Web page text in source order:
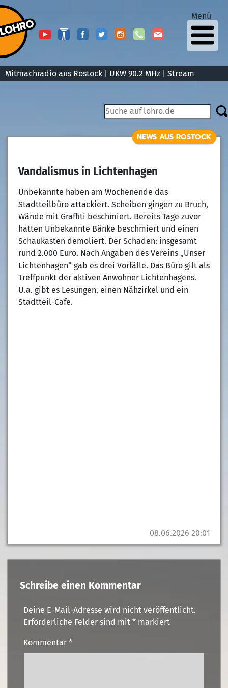
Mitmachradio aus Rostock | UKW 90.2 MHz | Stream
Menü
NEWS AUS ROSTOCK
08.06.2026 20:01
Vandalismus in Lichtenhagen
Unbekannte haben am Wochenende das
Stadtteilbüro attackiert. Scheiben gingen zu Bruch,
Wände mit Graffiti beschmiert. Bereits Tage zuvor
hatten Unbekannte Bänke beschmiert und einen
Schaukasten demoliert. Der Schaden: insgesamt
rund 2.000 Euro. Nach Angaben des Vereins „Unser
Lichtenhagen“ gab es drei Vorfälle. Das Büro gilt als
Treffpunkt der aktiven Anwohner Lichtenhagens.
U.a. gibt es Lesungen, einen Nähzirkel und ein
Stadtteil-Cafe.
Schreibe einen Kommentar
Deine E-Mail-Adresse wird nicht veröffentlicht.
Erforderliche Felder sind mit *markiert
Kommentar *